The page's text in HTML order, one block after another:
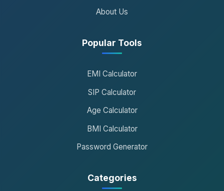
About Us
Popular Tools
EMI Calculator
SIP Calculator
Age Calculator
BMI Calculator
Password Generator
Categories